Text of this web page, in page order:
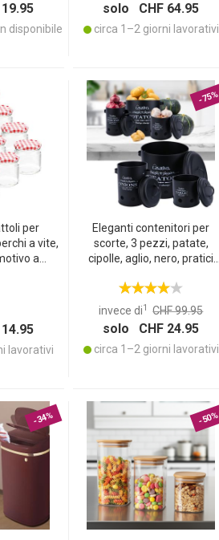
disponibile
nutrizione sana
solo CHF 64.95
circa 1–2 giorni lavorativi
per
a vite,
a
lavorativi
-75%
Eleganti contenitori per
scorte, 3 pezzi, patate,
cipolle, aglio, nero, pratici
fori d’aerazione
invece di1 CHF 99.95
solo CHF 24.95
circa 1–2 giorni lavorativi
-34% -50%